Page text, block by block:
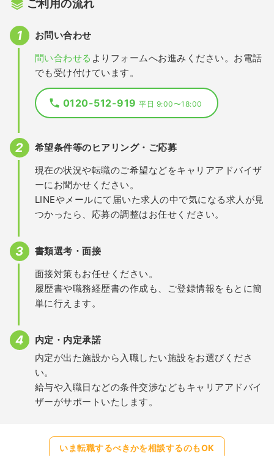
ご利用の流れ
お問い合わせ
問い合わせる よりフォームへお進みください。お電話
でも受け付けています。
0120-512-919平日 9:00〜18:00
希望条件等のヒアリング・ご応募
現在の状況や転職のご希望などをキャリアアドバイザ
ーにお聞かせください。
LINEやメールにて届いた求人の中で気になる求人が見
つかったら、応募の調整はお任せください。
書類選考・面接
面接対策もお任せください。
履歴書や職務経歴書の作成も、ご登録情報をもとに簡
単に行えます。
内定・内定承諾
内定が出た施設から入職したい施設をお選びくださ
い。
給与や入職日などの条件交渉などもキャリアアドバイ
ザーがサポートいたします。
いま転職するべきかを相談するのもOK